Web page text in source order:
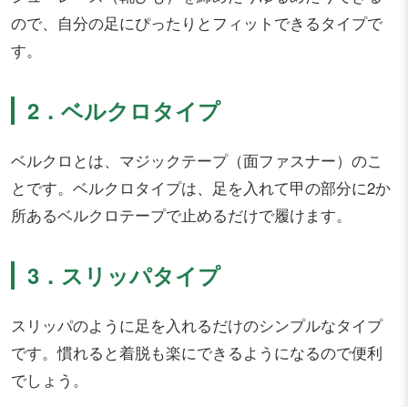
ので、自分の足にぴったりとフィットできるタイプで
す。
2．ベルクロタイプ
ベルクロとは、マジックテープ（面ファスナー）のこ
とです。ベルクロタイプは、足を入れて甲の部分に2か
所あるベルクロテープで止めるだけで履けます。
3．スリッパタイプ
スリッパのように足を入れるだけのシンプルなタイプ
です。慣れると着脱も楽にできるようになるので便利
でしょう。